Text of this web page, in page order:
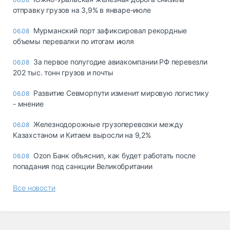
отправку грузов на 3,9% в январе-июле
06.08 Мурманский порт зафиксировал рекордные
объемы перевалки по итогам июля
06.08 За первое полугодие авиакомпании РФ перевезли
202 тыс. тонн грузов и почты
06.08 Развитие Севморпути изменит мировую логистику
- мнение
06.08 Железнодорожные грузоперевозки между
Казахстаном и Китаем выросли на 9,2%
06.08 Ozon Банк объяснил, как будет работать после
попадания под санкции Великобритании
Все новости